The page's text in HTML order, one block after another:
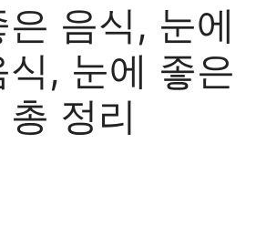
음식, 눈에
식, 눈에 좋은
정리